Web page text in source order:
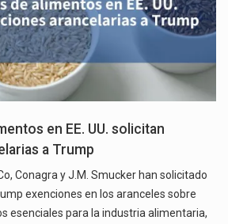
en EE. UU. solicitan
a Trump
Conagra y J.M. Smucker han solicitado
exenciones en los aranceles sobre
esenciales para la industria alimentaria,